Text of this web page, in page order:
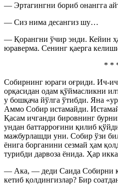
— Эртагингни бориб онангга
— Сиз нима десангиз шу…
— Қорангни ўчир энди. Кейин
юраверма. Сенинг қаерга
* *
Собирнинг юраги оғриди. Ич-
орқасидан одам қўймасликни
у бошқача йўлга ўтибди. Яна
Аммо Собир истамайди.
Қасам ичганди бировнинг
ундан баттарроғини қилиб
мажбурлашди уни. Собир ўзи
ёнига борганини сезмай ҳам
турибди дарвоза ёнида. Ҳар
— Ака, — деди Саида Собирни
кетиб қолдингизлар? Бир